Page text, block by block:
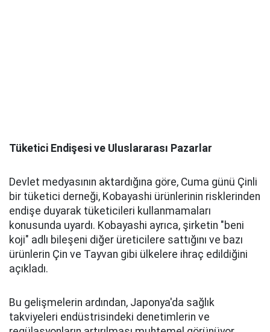
Tüketici Endişesi ve Uluslararası Pazarlar
Devlet medyasının aktardığına göre, Cuma günü Çinli
bir tüketici derneği, Kobayashi ürünlerinin risklerinden
endişe duyarak tüketicileri kullanmamaları
konusunda uyardı. Kobayashi ayrıca, şirketin "beni
koji" adlı bileşeni diğer üreticilere sattığını ve bazı
ürünlerin Çin ve Tayvan gibi ülkelere ihraç edildiğini
açıkladı.
Bu gelişmelerin ardından, Japonya'da sağlık
takviyeleri endüstrisindeki denetimlerin ve